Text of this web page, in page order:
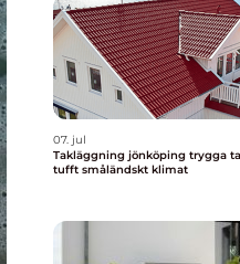
07. jul
Takläggning jönköping trygga tak i ett
tufft småländskt klimat